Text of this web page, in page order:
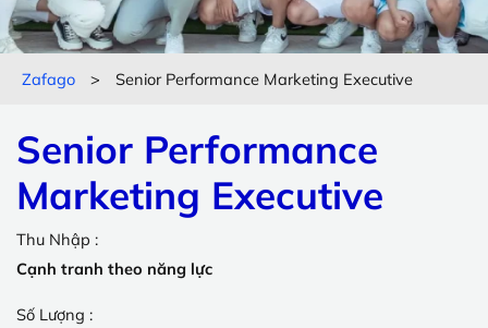
Zafago > Senior Performance Marketing Executive
Senior Performance
Marketing Executive
Thu Nhập :
Cạnh tranh theo năng lực
Số Lượng :